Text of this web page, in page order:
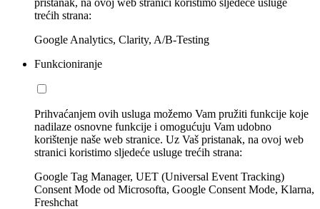
trećih strana:
Google Analytics, Clarity, A/B-Testing
Funkcioniranje
Prihvaćanjem ovih usluga možemo Vam pružiti funkcije koje
nadilaze osnovne funkcije i omogućuju Vam udobno
korištenje naše web stranice. Uz Vaš pristanak, na ovoj web
stranici koristimo sljedeće usluge trećih strana:
Google Tag Manager, UET (Universal Event Tracking)
Consent Mode od Microsofta, Google Consent Mode, Klarna,
Freshchat